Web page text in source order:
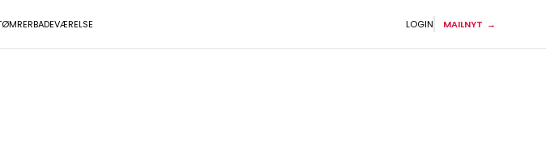
BADEVÆRELSE LOGIN MAILNYT